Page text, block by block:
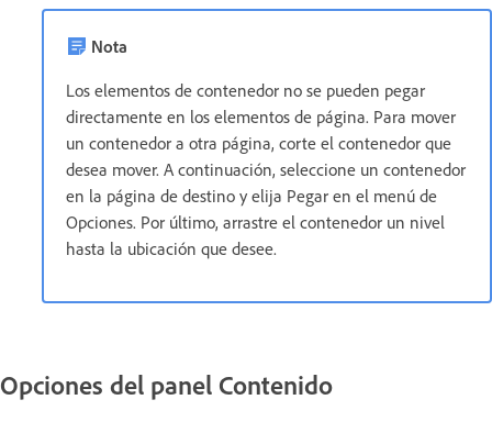
Nota
Los elementos de contenedor no se pueden pegar
directamente en los elementos de página. Para mover
un contenedor a otra página, corte el contenedor que
desea mover. A continuación, seleccione un contenedor
en la página de destino y elija Pegar en el menú de
Opciones. Por último, arrastre el contenedor un nivel
hasta la ubicación que desee.
Opciones del panel Contenido